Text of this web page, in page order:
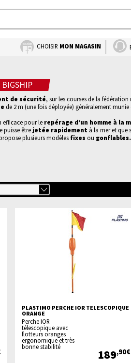
CHOISIR MON MAGASIN
BIGSHIP
de sécurité, sur les courses de la
de 2 m (une fois déployée) généralement munie
efficace pour le repérage d’un homme à la
puisse être jetée rapidement à la mer et que
plusieurs modèles fixes ou gonflables.
PLASTIMO PERCHE IOR TELESCOPIQUE
ORANGE
Perche IOR
télescopique avec
flotteurs oranges
ergonomique et très
bonne stabilité
189,90€